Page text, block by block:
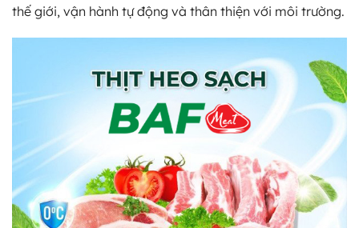
thế giới, vận hành tự động và thân thiện với môi trường.